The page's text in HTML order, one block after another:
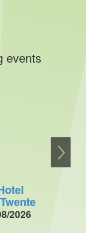
events
2026